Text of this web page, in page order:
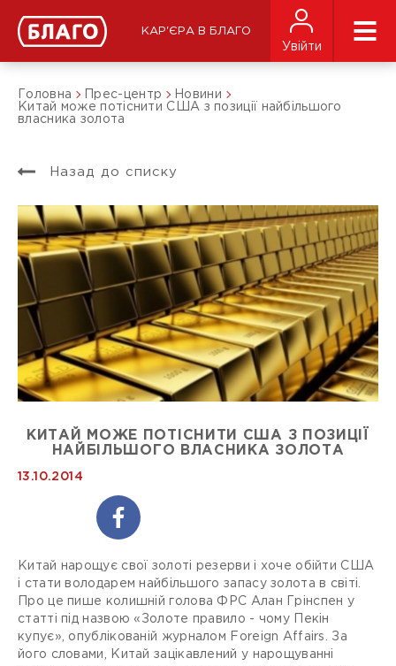
КАР'ЄРА В БЛАГО
Увійти
Головна Прес-центр
Новини
Китай може потіснити США з позиції найбільшого
власника золота
Назад до списку
КИТАЙ МОЖЕ ПОТІСНИТИ США З ПОЗИЦІЇ
НАЙБІЛЬШОГО ВЛАСНИКА ЗОЛОТА
13.10.2014
Китай нарощує свої золоті резерви і хоче обійти США
і стати володарем найбільшого запасу золота в світі.
Про це пише колишній голова ФРС Алан Грінспен у
статті під назвою «Золоте правило - чому Пекін
купує», опублікованій журналом Foreign Affairs. За
його словами, Китай зацікавлений у нарощуванні